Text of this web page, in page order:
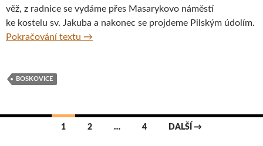
věž, z radnice se vydáme přes Masarykovo náměstí
ke kostelu sv. Jakuba a nakonec se projdeme Pilským údolím.
Pokračování textu Radnice a Pilské údolí, Boskovice,
→
BOSKOVICE
Navigace1 2 … 4 DALŠÍ →